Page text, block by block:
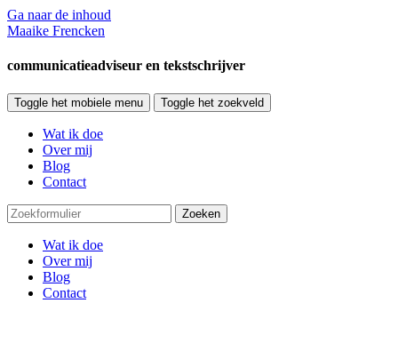
Ga naar de inhoud
Maaike Frencken
communicatieadviseur en tekstschrijver
Toggle het mobiele menu Toggle het zoekveld
Wat ik doe
Over mij
Blog
Contact
Zoeken
Wat ik doe
Over mij
Blog
Contact